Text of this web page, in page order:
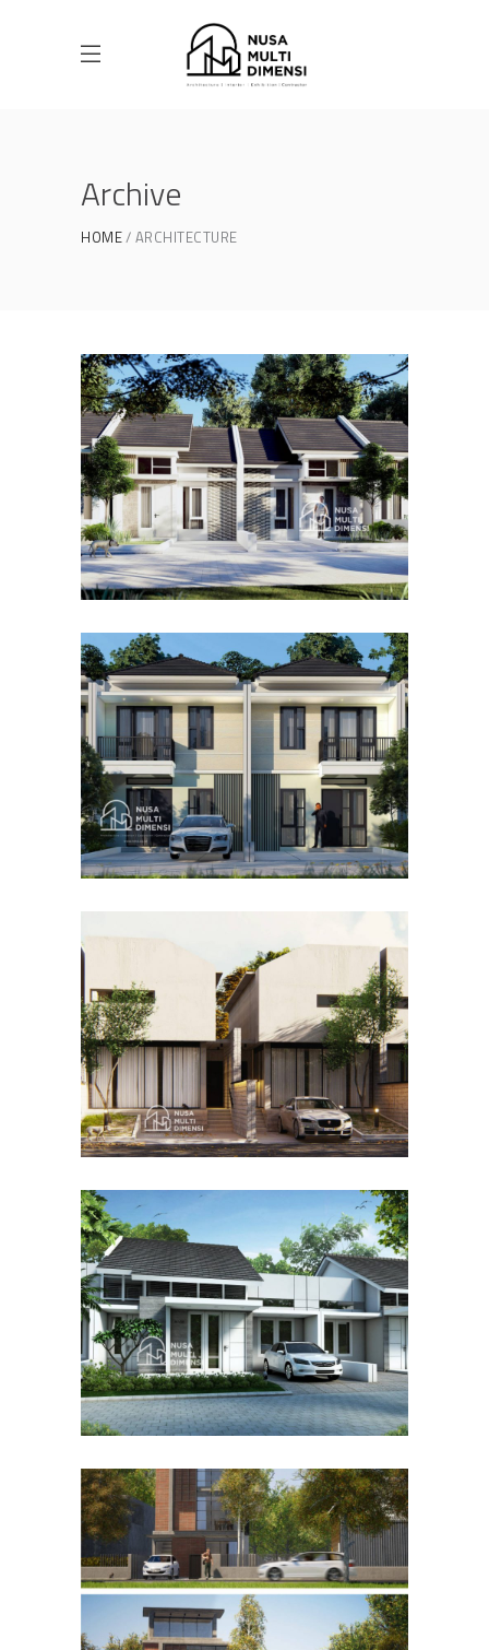
Archive
HOME ARCHITECTURE
Desain Cluster Premier 3 di
Cibinong Bogor
DESAIN RUMAH TERBAIK
Desain Cluster Premier 4 di
Cibinong Bogor
DESAIN RUMAH TERBAIK
Desain Concrete House di
Cinere Depok
DESAIN RUMAH TERBAIK
Desain Cluster Graha di
Karanggan Cibubur
DESAIN RUMAH TERBAIK
Desain Rumah Bapak Husain
di Bandung
DESAIN RUMAH TERBAIK